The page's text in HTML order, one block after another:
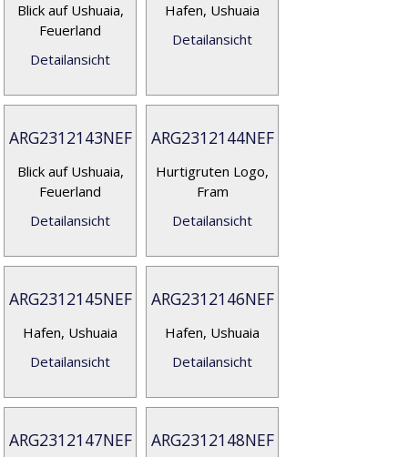
Blick auf Ushuaia,
Feuerland
Detailansicht
Hafen, Ushuaia
Detailansicht
ARG2312143NEF
Blick auf Ushuaia,
Feuerland
Detailansicht
ARG2312144NEF
Hurtigruten Logo,
Fram
Detailansicht
ARG2312145NEF
Hafen, Ushuaia
Detailansicht
ARG2312146NEF
Hafen, Ushuaia
Detailansicht
ARG2312147NEF ARG2312148NEF